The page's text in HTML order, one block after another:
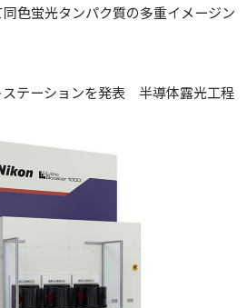
色蛍光タンパク質の多重イメージン
ステーションを発表 半導体露光工程